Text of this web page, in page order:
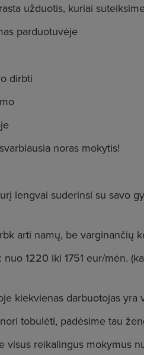
užduotis, kuriai
parduotuvėje
dirbti
noras mokytis!
lengvai suderinsi su savo
arti namų, be varginančių
: nuo 1220 iki 1751 eur/mėn.
kiekvienas darbuotojas yra
tobulėti, padėsime tau
visus reikalingus mokymus